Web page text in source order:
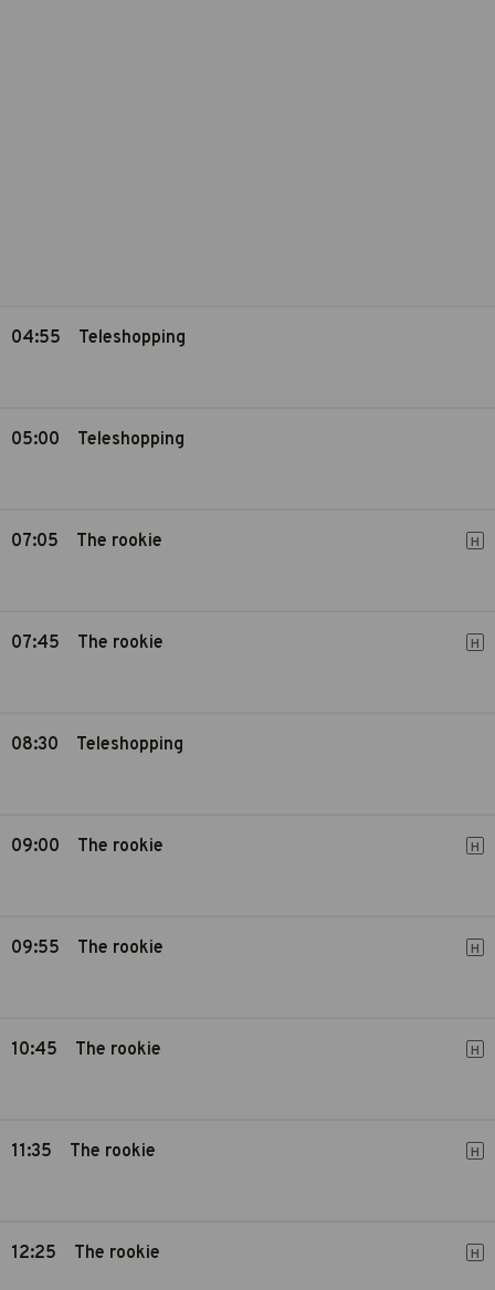
04:55 Teleshopping
05:00 Teleshopping
07:05 The rookie H
07:45 The rookie H
08:30 Teleshopping
09:00 The rookie H
09:55 The rookie H
10:45 The rookie H
11:35 The rookie H
12:25 The rookie H